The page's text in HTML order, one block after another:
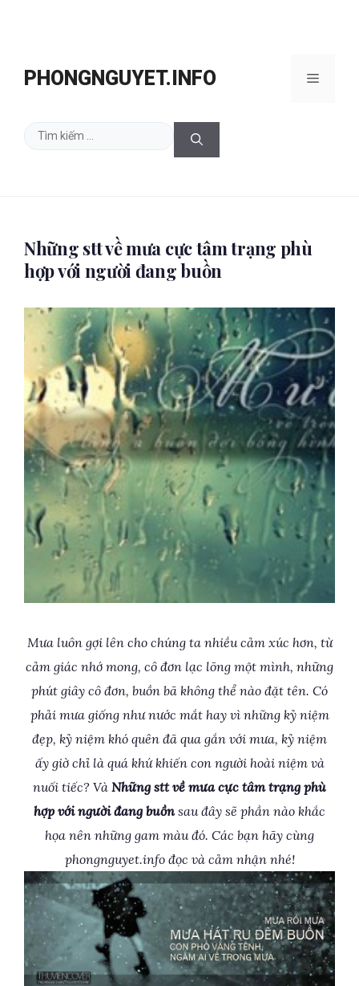
PHONGNGUYET.INFO Menu
Tìm
Những stt về mưa cực tâm trạng phù
hợp với người đang buồn
Mưa luôn gợi lên cho chúng ta nhiều cảm xúc hơn, từ
cảm giác nhớ mong, cô đơn lạc lõng một mình, những
phút giây cô đơn, buồn bã không thể nào đặt tên. Có
phải mưa giống như nước mắt hay vì những kỷ niệm
đẹp, kỷ niệm khó quên đã qua gắn với mưa, kỷ niệm
ấy giờ chỉ là quá khứ khiến con người hoài niệm và
nuối tiếc? Và Những stt về mưa cực tâm trạng phù
hợp với người đang buồnsau đây sẽ phần nào khắc
họa nên những gam màu đó. Các bạn hãy cùng
phongnguyet.info đọc và cảm nhận nhé!